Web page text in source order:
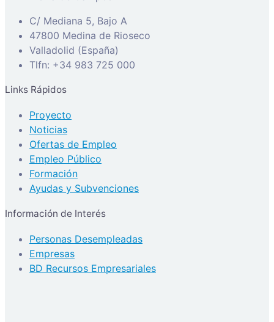
C/ Mediana 5, Bajo A
47800 Medina de Rioseco
Valladolid (España)
Tlfn: +34 983 725 000
Links Rápidos
Proyecto
Noticias
Ofertas de Empleo
Empleo Público
Formación
Ayudas y Subvenciones
Información de Interés
Personas Desempleadas
Empresas
BD Recursos Empresariales